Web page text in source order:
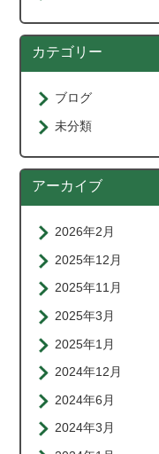
カテゴリー
ブログ
未分類
アーカイブ
2026年2月
2025年12月
2025年11月
2025年3月
2025年1月
2024年12月
2024年6月
2024年3月